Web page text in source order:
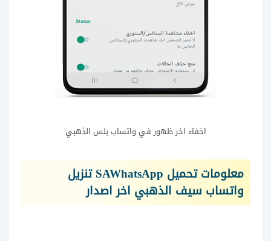
اخفاء اخر ظهور في واتساب بلس الذهبي
معلومات تحميل SAWhatsApp تنزيل
واتساب سيف الذهبي اخر اصدار